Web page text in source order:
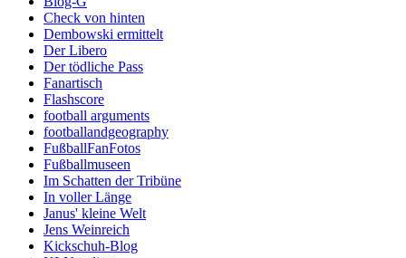
Check von hinten
Dembowski ermittelt
Der Libero
Der tödliche Pass
Fanartisch
Flashscore
football arguments
footballandgeography
FußballFanFotos
Fußballmuseen
Im Schatten der Tribüne
In voller Länge
Janus' kleine Welt
Jens Weinreich
Kickschuh-Blog